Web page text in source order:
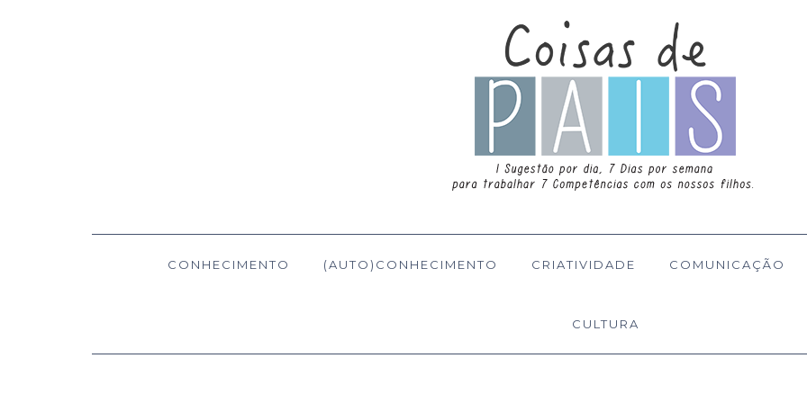
CONHECIMENTO (AUTO)CONHECIMENTO CRIATIVIDADE COMUNICAÇÃO
CULTURA